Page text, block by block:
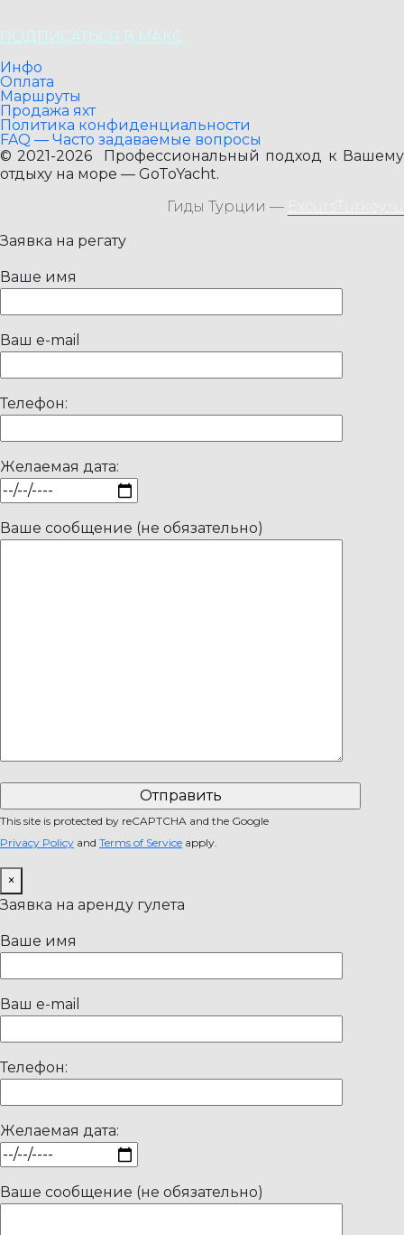
ПОДПИСАТЬСЯ В МАКС
Инфо
Оплата
Маршруты
Продажа яхт
Политика конфиденциальности
FAQ — Часто задаваемые вопросы
© 2021-2026 Профессиональный подход к Вашему
отдыху на море — GoToYacht.
Гиды Турции —
Заявка на регату
Ваше имя
Ваш e-mail
Телефон:
Желаемая дата:
Ваше сообщение (не обязательно)
This site is protected by reCAPTCHA and the Google
Privacy Policy and Terms of Service apply.
×
Заявка на аренду гулета
Ваше имя
Ваш e-mail
Телефон:
Желаемая дата:
Ваше сообщение (не обязательно)